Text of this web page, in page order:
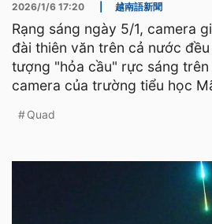
2026/1/6 17:20 越南語新聞
Rạng sáng ngày 5/1, camera
đài thiên văn trên cả nước
tượng "hỏa cầu" rực sáng
camera của trường tiểu học
Quad